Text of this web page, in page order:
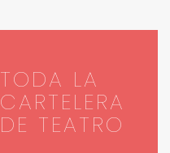
TODA LA
CARTELERA
DE TEATRO